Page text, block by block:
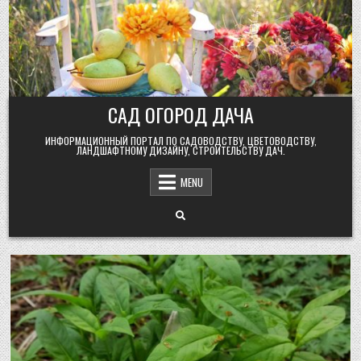
Skip
to
content
САД ОГОРОД ДАЧА
ИНФОРМАЦИОННЫЙ ПОРТАЛ ПО САДОВОДСТВУ, ЦВЕТОВОДСТВУ,
ЛАНДШАФТНОМУ ДИЗАЙНУ, СТРОИТЕЛЬСТВУ ДАЧ.
MENU